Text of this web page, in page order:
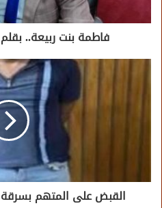
فاطمة بنت ربيعة.. بقلم
القبض على المتهم بسرقة